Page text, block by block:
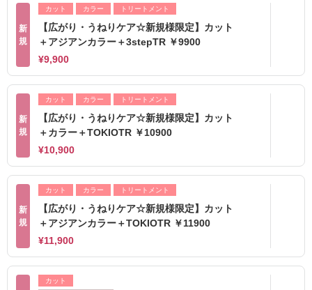
新
規
カット カラー トリートメント
【広がり・うねりケア☆新規様限定】カット
＋アジアンカラー＋3stepTR ￥9900
¥9,900
新
規
カット カラー トリートメント
【広がり・うねりケア☆新規様限定】カット
＋カラー＋TOKIOTR ￥10900
¥10,900
新
規
カット カラー トリートメント
【広がり・うねりケア☆新規様限定】カット
＋アジアンカラー＋TOKIOTR ￥11900
¥11,900
カット